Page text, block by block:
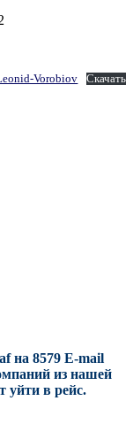
Vorobiov Скачать
на 8579 E-mail
из нашей
уйти в рейс.